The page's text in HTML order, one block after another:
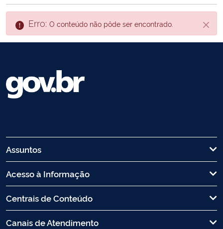
Erro: O conteúdo não pôde ser encontrado.
Assuntos
Acesso à Informação
Centrais de Conteúdo
Canais de Atendimento